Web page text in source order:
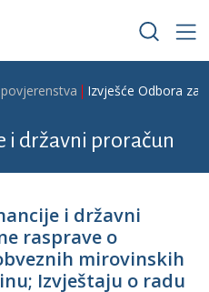
Izvješće Odbora za
i državni proračun
i državni
rasprave o
mirovinskih
Izvještaju o radu